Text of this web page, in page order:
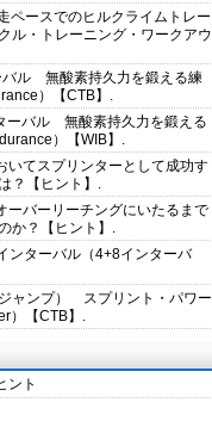
ペースでのヒルクライムトレー
ル・トレーニング・ワークアウ
バル 無酸素持久力を鍛える練
）【CTB】.
ーバル 無酸素持久力を鍛える
）【WIB】.
いてスプリンターとして成功す
？【ヒント】.
ーバーリーチングにいたるまで
か？【ヒント】.
ンターバル（4+8インターバ
ャンプ） スプリント・パワー
）【CTB】.
ント